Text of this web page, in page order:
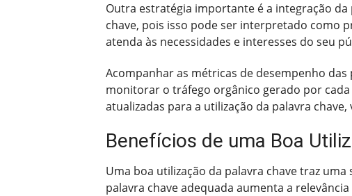
Outra estratégia importante é a integração
chave, pois isso pode ser interpretado como
atenda às necessidades e interesses do seu
Acompanhar as métricas de desempenho
monitorar o tráfego orgânico gerado por
atualizadas para a utilização da palavra
Benefícios de uma Boa
Uma boa utilização da palavra chave traz
palavra chave adequada aumenta a